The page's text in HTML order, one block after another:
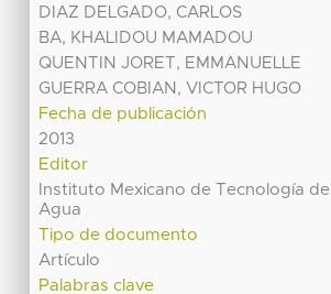
DIAZ DELGADO, CARLOS
BA, KHALIDOU MAMADOU
QUENTIN JORET, EMMANUELLE
GUERRA COBIAN, VICTOR HUGO
Fecha de publicación
2013
Editor
Instituto Mexicano de Tecnología del
Agua
Tipo de documento
Artículo
Palabras clave